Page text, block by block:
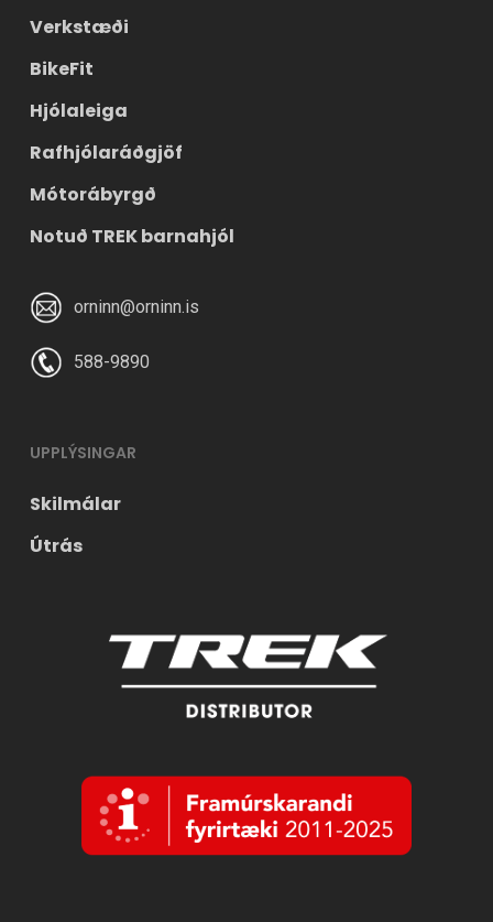
Verkstæði
BikeFit
Hjólaleiga
Rafhjólaráðgjöf
Mótorábyrgð
Notuð TREK barnahjól
orninn@orninn.is
588-9890
UPPLÝSINGAR
Skilmálar
Útrás